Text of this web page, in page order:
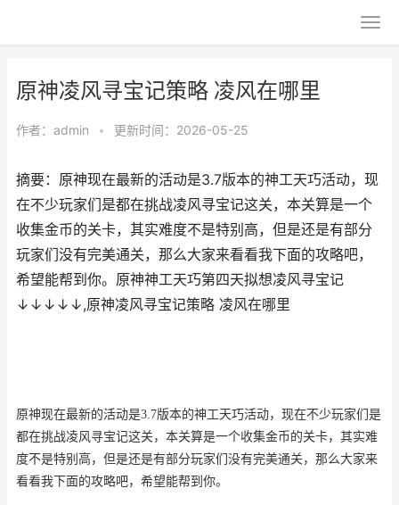
原神凌风寻宝记策略 凌风在哪里
作者： admin • 更新时间：2026-05-25
摘要：原神现在最新的活动是3.7版本的神工天巧活动，现
在不少玩家们是都在挑战凌风寻宝记这关，本关算是一个
收集金币的关卡，其实难度不是特别高，但是还是有部分
玩家们没有完美通关，那么大家来看看我下面的攻略吧，
希望能帮到你。原神神工天巧第四天拟想凌风寻宝记
↓↓↓↓↓,原神凌风寻宝记策略 凌风在哪里
原神现在最新的活动是3.7版本的神工天巧活动，现在不少玩家们是
都在挑战凌风寻宝记这关，本关算是一个收集金币的关卡，其实难
度不是特别高，但是还是有部分玩家们没有完美通关，那么大家来
看看我下面的攻略吧，希望能帮到你。